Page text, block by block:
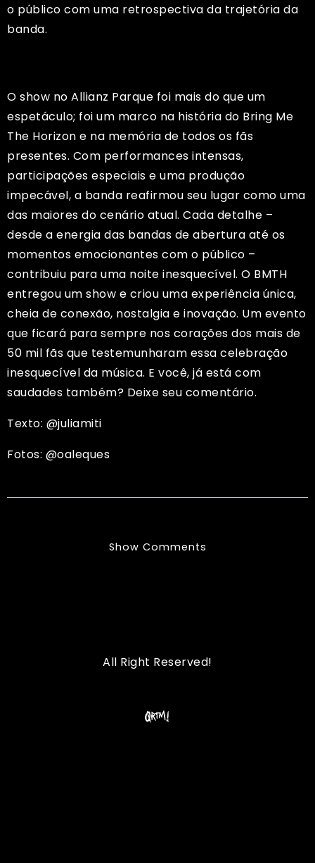
o público com uma retrospectiva da trajetória da
banda.
O show no Allianz Parque foi mais do que um
espetáculo; foi um marco na história do Bring Me
The Horizon e na memória de todos os fãs
presentes. Com performances intensas,
participações especiais e uma produção
impecável, a banda reafirmou seu lugar como uma
das maiores do cenário atual. Cada detalhe –
desde a energia das bandas de abertura até os
momentos emocionantes com o público –
contribuiu para uma noite inesquecível. O BMTH
entregou um show e criou uma experiência única,
cheia de conexão, nostalgia e inovação. Um evento
que ficará para sempre nos corações dos mais de
50 mil fãs que testemunharam essa celebração
inesquecível da música. E você, já está com
saudades também? Deixe seu comentário.
Texto: @juliamiti
Fotos: @oaleques
Show Comments
All Right Reserved!